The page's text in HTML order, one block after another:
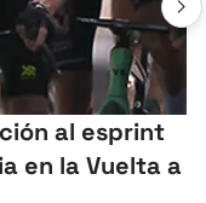
al esprint
en la Vuelta a